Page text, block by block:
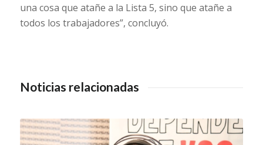
una cosa que atañe a la Lista 5, sino que atañe a
todos los trabajadores”, concluyó.
Noticias relacionadas